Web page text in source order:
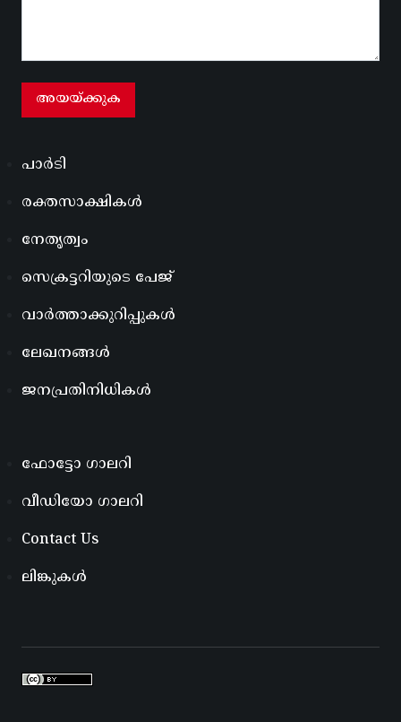
പാർടി
രക്തസാക്ഷികൾ
നേതൃത്വം
സെക്രട്ടറിയുടെ പേജ്
വാർത്താക്കുറിപ്പുകൾ
ലേഖനങ്ങൾ
ജനപ്രതിനിധികൾ
ഫോട്ടോ ഗാലറി
വീഡിയോ ഗാലറി
Contact Us
ലിങ്കുകൾ